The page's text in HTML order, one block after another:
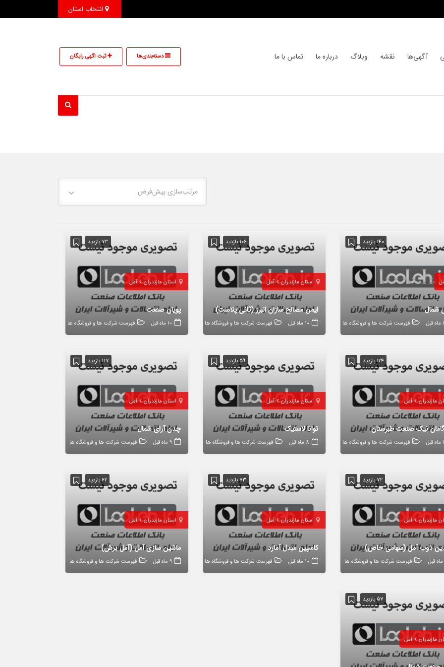
آگهی‌ها نقشه وبلاگ درباره ما تماس با ما دسته‌بندی‌ها ثبت اگهی رایگان
مرتب‌سازی پیش‌فرض
140 بازدید
شمال
فهرست شرکت ها و فروشگاه ها
106 بازدید
استان مازندران آمل
ایمن مصالح سازان البرز (ثانی پلاست)
10 ماه قبل فهرست شرکت ها و فروشگاه ها
73 بازدید
استان مازندران آمل
پویان صنعت
10 ماه قبل فهرست شرکت ها و فروشگاه ها
124 بازدید
مازندران آمل
نیک صنعت طبرستان
فهرست شرکت ها و فروشگاه ها
59 بازدید
استان مازندران آمل
توانا لاستیک
8 ماه قبل فهرست شرکت ها و فروشگاه ها
117 بازدید
استان مازندران آمل
چدن آرای شمال
9 ماه قبل فهرست شرکت ها و فروشگاه ها
72 بازدید
مازندران آمل
ذوب آمل (سهامی خاص)
فهرست شرکت ها و فروشگاه ها
73 بازدید
استان مازندران آمل
کاسپین مبدل آمارد
10 ماه قبل فهرست شرکت ها و فروشگاه ها
62 بازدید
استان مازندران آمل
ماشین سازی آمل (آمل برش)
9 ماه قبل فهرست شرکت ها و فروشگاه ها
57 بازدید
مازندران آمل